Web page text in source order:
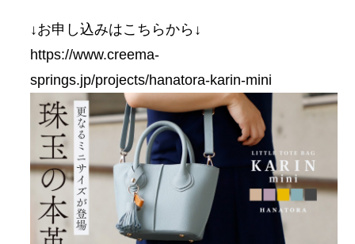
↓お申し込みはこちらから↓
https://www.creema-
springs.jp/projects/hanatora-karin-mini